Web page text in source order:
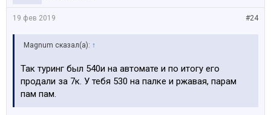
#24
19 фев 2019
Magnum сказал(а): ↑
Так туринг был 540и на автомате и по итогу его
продали за 7к. У тебя 530 на палке и ржавая, парам
пам пам.